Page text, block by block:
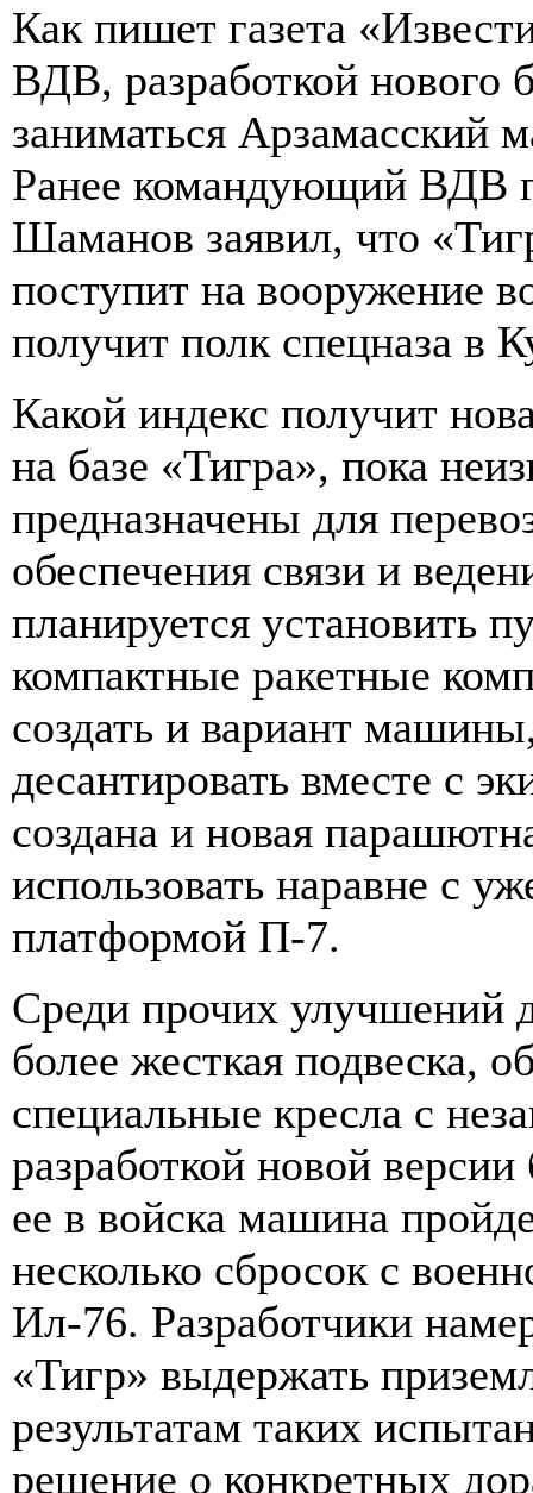
Как пишет газета
ВДВ, разработкой нового
заниматься Арзамасский
Ранее командующий ВДВ
Шаманов заявил, что
поступит на вооружение
получит полк спецназа в
Какой индекс получит
на базе «Тигра», пока
предназначены для
обеспечения связи и
планируется установить
компактные ракетные
создать и вариант
десантировать вместе с
создана и новая
использовать наравне с
платформой П-7.
Среди прочих улучшений
более жесткая подвеска,
специальные кресла с
разработкой новой
ее в войска машина
несколько сбросок с
Ил-76. Разработчики
«Тигр» выдержать
результатам таких
решение о конкретных